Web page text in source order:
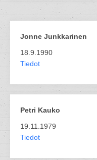
Jonne Junkkarinen
18.9.1990
Tiedot
Petri Kauko
19.11.1979
Tiedot